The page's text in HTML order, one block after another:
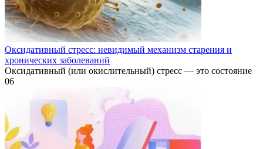
Оксидативный стресс: невидимый механизм старения и
хронических заболеваний
Оксидативный (или окислительный) стресс — это состояние
06